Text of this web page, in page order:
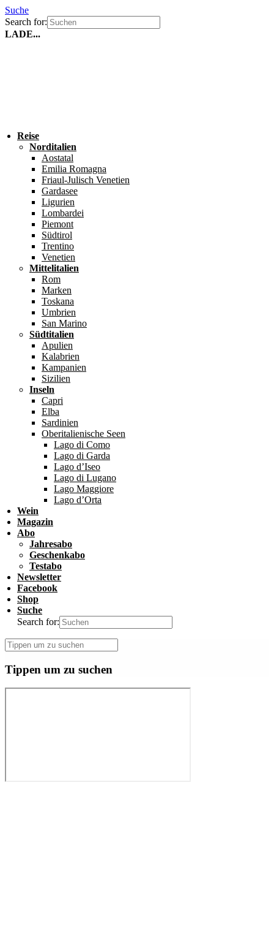
Suche
Search for:
LADE...
Reise
Norditalien
Aostatal
Emilia Romagna
Friaul-Julisch Venetien
Gardasee
Ligurien
Lombardei
Piemont
Südtirol
Trentino
Venetien
Mittelitalien
Rom
Marken
Toskana
Umbrien
San Marino
Südtitalien
Apulien
Kalabrien
Kampanien
Sizilien
Inseln
Capri
Elba
Sardinien
Oberitalienische Seen
Lago di Como
Lago di Garda
Lago d’Iseo
Lago di Lugano
Lago Maggiore
Lago d’Orta
Wein
Magazin
Abo
Jahresabo
Geschenkabo
Testabo
Newsletter
Facebook
Shop
Suche
Search for:
Tippen um zu suchen